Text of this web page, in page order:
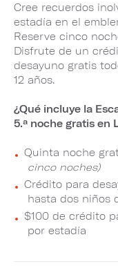
Cree recuerdos
estadía en el
Reserve cinco
Disfrute de un
desayuno gratis
12 años.
¿Qué incluye la
5.ª noche gratis en
Quinta noche
cinco noches)
Crédito para
hasta dos niños
$100 de crédito
por estadía